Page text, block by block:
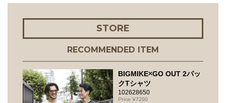
STORE
RECOMMENDED ITEM
BIGMIKE×GO OUT 2パッ
クTシャツ
102628650
7200